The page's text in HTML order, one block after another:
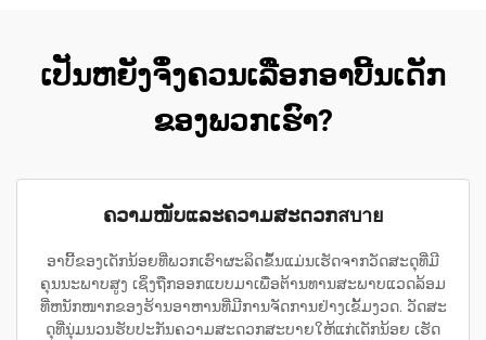
ເປັນຫຍັງຈຶ່ງຄວນເລືອກອາບີ້ນເດັກ
ຂອງພວກເຮົາ?
ຄວາມໜັບແລະຄວາມສະດວກสบาย
ອາບີ້ຂອງເດັກນ້ອຍທີ່ພວກເຮົາຜະລິດຂຶ້ນແມ່ນເຮັດຈາກວັດສະດຸທີ່ມີ
ຄຸນນະພາບສູງ ເຊິ່ງຖືກອອກແບບມາເພື່ອຕ້ານທານສະພາບແວດລ້ອມ
ທີ່ຫນັກໜາກຂອງຮ້ານອາຫານທີ່ມີການຈັດການຢ່າງເຂັ້ມງວດ. ວັດສະ
ດຸທີ່ນຸ່ມນວນຮັບປະກັນຄວາມສະດວກສະບາຍໃຫ້ແກ່ເດັກນ້ອຍ ເຮັດ